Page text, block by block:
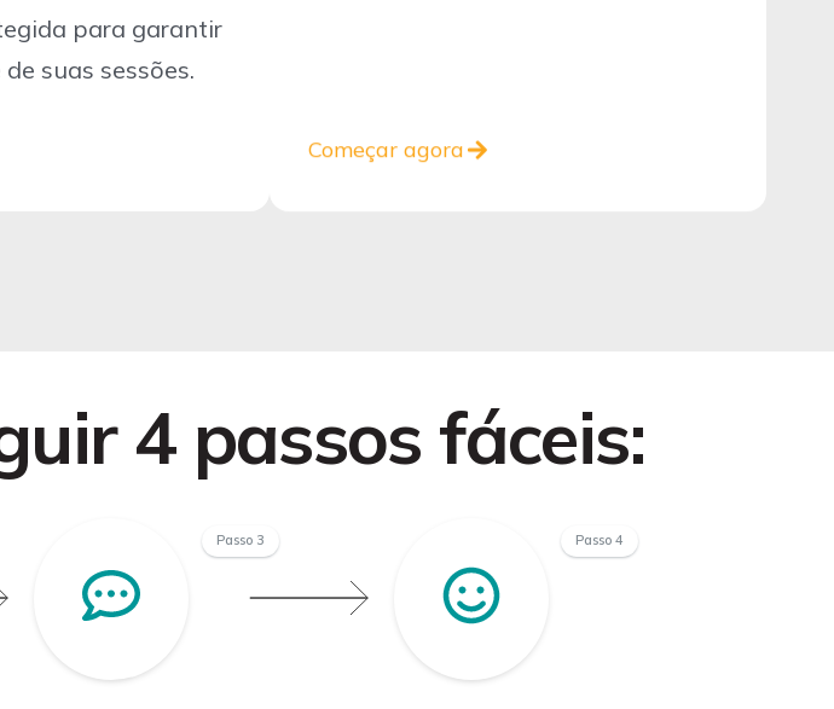
para garantir
suas sessões.
Começar agora
4 passos fáceis:
Passo 3 Passo 4